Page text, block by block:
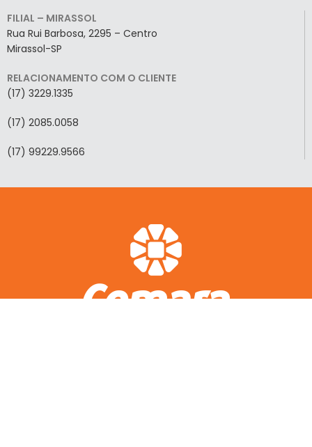
FILIAL – MIRASSOL
Rua Rui Barbosa, 2295 – Centro
Mirassol-SP
RELACIONAMENTO COM O CLIENTE
(17) 3229.1335
(17) 2085.0058
(17) 99229.9566